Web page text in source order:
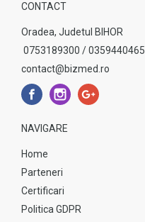
CONTACT
Oradea, Judetul BIHOR
0753189300 / 0359440465
contact@bizmed.ro
NAVIGARE
Home
Parteneri
Certificari
Politica GDPR